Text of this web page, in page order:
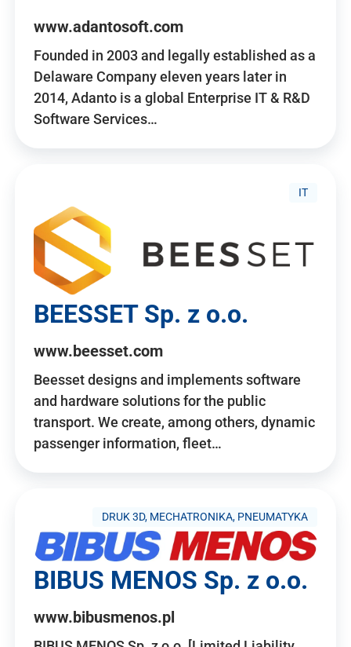
www.adantosoft.com
Founded in 2003 and legally established as a
Delaware Company eleven years later in
2014, Adanto is a global Enterprise IT & R&D
Software Services…
IT
BEESSET Sp. z o.o.
www.beesset.com
Beesset designs and implements software
and hardware solutions for the public
transport. We create, among others, dynamic
passenger information, fleet…
DRUK 3D, MECHATRONIKA, PNEUMATYKA
BIBUS MENOS Sp. z o.o.
www.bibusmenos.pl